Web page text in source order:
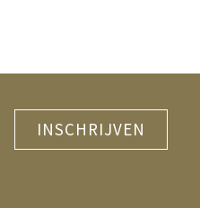
INSCHRIJVEN